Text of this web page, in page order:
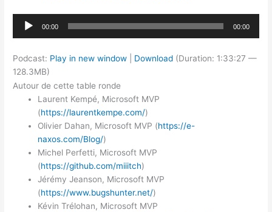
Lecteur
audio
00:00 00:00
Podcast: Play in new window Download (Duration: 1:33:27 —
128.3MB)
Autour de cette table ronde
Laurent Kempé, Microsoft MVP
(https://laurentkempe.com/)
Olivier Dahan, Microsoft MVP (https://e-
naxos.com/Blog/)
Michel Perfetti, Microsoft MVP
(https://github.com/miiitch)
Jérémy Jeanson, Microsoft MVP
(https://www.bugshunter.net/)
Kévin Trélohan, Microsoft MVP